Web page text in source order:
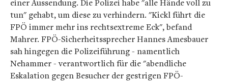
einer Aussendung. Die Polizei habe "alle Hände voll zu
tun" gehabt, um diese zu verhindern. "Kickl führt die
FPÖ immer mehr ins rechtsextreme Eck", befand
Mahrer. FPÖ-Sicherheitssprecher Hannes Amesbauer
sah hingegen die Polizeiführung - namentlich
Nehammer - verantwortlich für die "abendliche
Eskalation gegen Besucher der gestrigen FPÖ-